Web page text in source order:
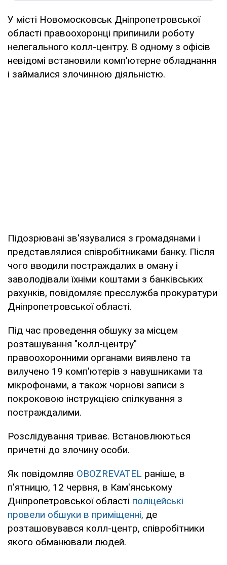
У місті Новомосковськ Дніпропетровської
області правоохоронці припинили роботу
нелегального колл-центру. В одному з офісів
невідомі встановили комп'ютерне обладнання
і займалися злочинною діяльністю.
Підозрювані зв'язувалися з громадянами і
представлялися співробітниками банку. Після
чого вводили постраждалих в оману і
заволодівали їхніми коштами з банківських
рахунків, повідомляє пресслужба прокуратури
Дніпропетровської області.
Під час проведення обшуку за місцем
розташування "колл-центру"
правоохоронними органами виявлено та
вилучено 19 комп'ютерів з навушниками та
мікрофонами, а також чорнові записи з
покроковою інструкцією спілкування з
постраждалими.
Розслідування триває. Встановлюються
причетні до злочину особи.
Як повідомляв OBOZREVATEL раніше, в
п'ятницю, 12 червня, в Кам'янському
Дніпропетровської області поліцейські
провели обшуки в приміщенні, де
розташовувався колл-центр, співробітники
якого обманювали людей.